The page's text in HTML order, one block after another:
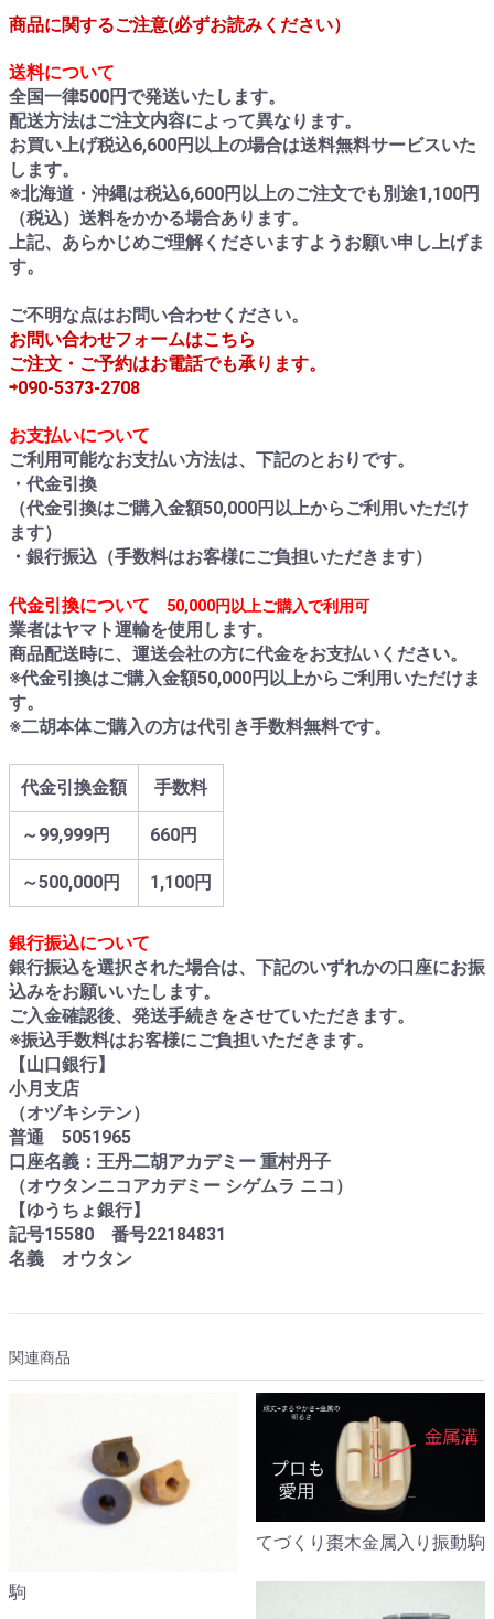
商品に関するご注意(必ずお読みください）
送料について
全国一律500円で発送いたします。
配送方法はご注文内容によって異なります。
お買い上げ税込6,600円以上の場合は送料無料サービスいた
します。
※北海道・沖縄は税込6,600円以上のご注文でも別途1,100円
（税込）送料をかかる場合あります。
上記、あらかじめご理解くださいますようお願い申し上げま
す。
ご不明な点はお問い合わせください。
お問い合わせフォームはこちら
ご注文・ご予約はお電話でも承ります。
⇨090-5373-2708
お支払いについて
ご利用可能なお支払い方法は、下記のとおりです。
・代金引換
（代金引換はご購入金額50,000円以上からご利用いただけ
ます）
・銀行振込（手数料はお客様にご負担いただきます）
代金引換について 50,000円以上ご購入で利用可
業者はヤマト運輸を使用します。
商品配送時に、運送会社の方に代金をお支払いください。
※代金引換はご購入金額50,000円以上からご利用いただけま
す。
※二胡本体ご購入の方は代引き手数料無料です。
代金引換金額 手数料
～99,999円 660円
～500,000円 1,100円
銀行振込について
銀行振込を選択された場合は、下記のいずれかの口座にお振
込みをお願いいたします。
ご入金確認後、発送手続きをさせていただきます。
※振込手数料はお客様にご負担いただきます。
【山口銀行】
小月支店
（オヅキシテン）
普通 5051965
口座名義：王丹二胡アカデミー 重村丹子
（オウタンニコアカデミー シゲムラ ニコ）
【ゆうちょ銀行】
記号15580 番号22184831
名義 オウタン
関連商品
駒
てづくり棗木金属入り振動駒